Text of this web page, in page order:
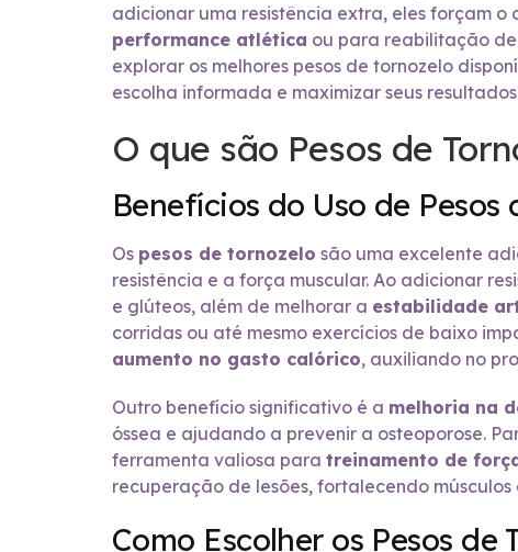
adicionar uma resistência extra, eles forçam
performance atlética ou para reabilitação de
explorar os melhores pesos de tornozelo
escolha informada e maximizar seus
O que são Pesos de
Benefícios do Uso de Pesos
Os pesos de tornozelo são uma excelente
resistência e a força muscular. Ao adicionar
e glúteos, além de melhorar a estabilidade
corridas ou até mesmo exercícios de baixo
aumento no gasto calórico, auxiliando no
Outro benefício significativo é a melhoria na
óssea e ajudando a prevenir a osteoporose.
ferramenta valiosa para treinamento de
recuperação de lesões, fortalecendo
Como Escolher os Pesos de